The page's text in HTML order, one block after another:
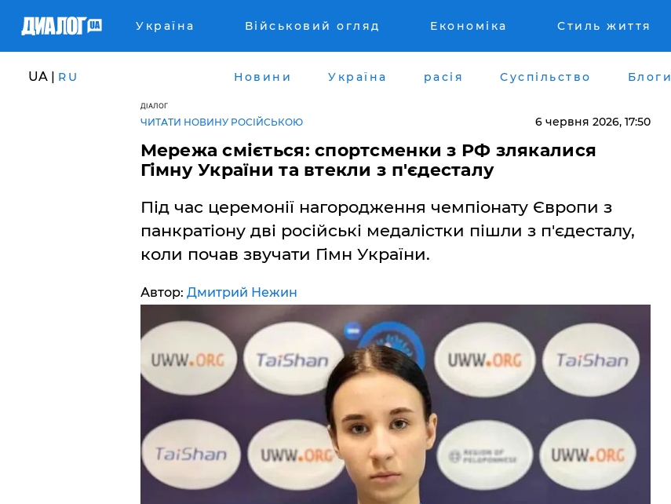
Україна Військовий огляд Економіка Стиль життя
UA | RU Новини Україна расія Суспільство Блоги
ДІАЛОГ
ЧИТАТИ НОВИНУ РОСІЙСЬКОЮ 6 червня 2026, 17:50
Мережа сміється: спортсменки з РФ злякалися
Гімну України та втекли з п'єдесталу
Під час церемонії нагородження чемпіонату Європи з
панкратіону дві російські медалістки пішли з п'єдесталу,
коли почав звучати Гімн України.
Автор: Дмитрий Нежин